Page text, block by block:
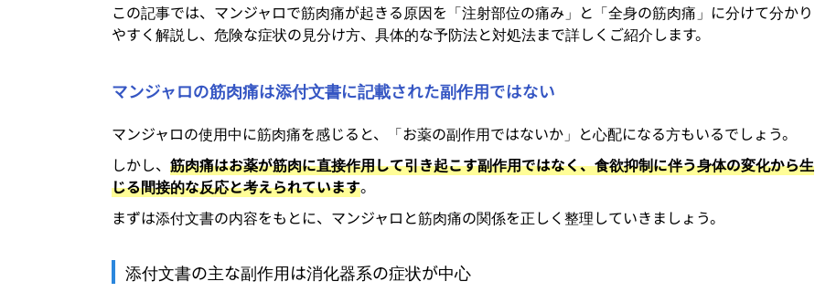
この記事では、マンジャロで筋肉痛が起きる原因を「注射部位の痛み」と「全身の筋肉痛」に分けて分かり
やすく解説し、危険な症状の見分け方、具体的な予防法と対処法まで詳しくご紹介します。
マンジャロの筋肉痛は添付文書に記載された副作用ではない
マンジャロの使用中に筋肉痛を感じると、「お薬の副作用ではないか」と心配になる方もいるでしょう。
しかし、 筋肉痛はお薬が筋肉に直接作用して引き起こす副作用ではなく、食欲抑制に伴う身体の変化から生
じる間接的な反応と考えられています。
まずは添付文書の内容をもとに、マンジャロと筋肉痛の関係を正しく整理していきましょう。
添付文書の主な副作用は消化器系の症状が中心